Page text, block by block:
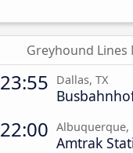
Greyhound Lines
23:55 Dallas, TX
22:00 Albuquerque,
Amtrak